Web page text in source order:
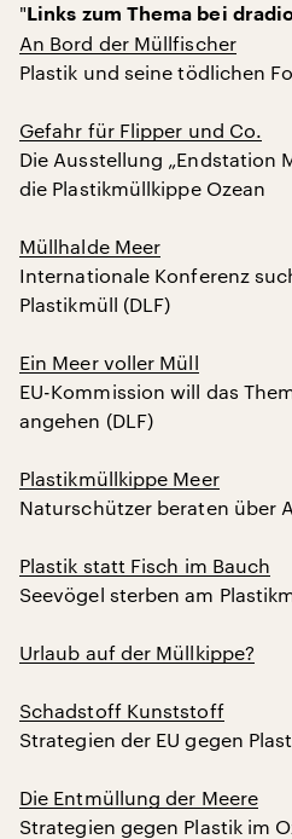
" Links zum Thema bei
An Bord der Müllfischer
Plastik und seine tödlichen
Gefahr für Flipper und Co.
Die Ausstellung „Endstation
die Plastikmüllkippe Ozean
Müllhalde Meer
Internationale Konferenz
Plastikmüll (DLF)
Ein Meer voller Müll
EU-Kommission will das
angehen (DLF)
Plastikmüllkippe Meer
Naturschützer beraten über
Plastik statt Fisch im Bauch
Seevögel sterben am
Urlaub auf der Müllkippe?
Schadstoff Kunststoff
Strategien der EU gegen
Die Entmüllung der Meere
Strategien gegen Plastik im